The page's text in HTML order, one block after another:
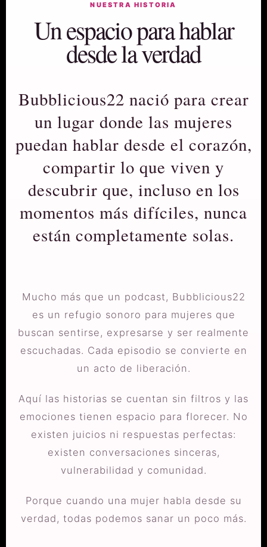
NUESTRA HISTORIA
Un espacio para hablar
desde la verdad
Bubblicious22 nació para crear
un lugar donde las mujeres
puedan hablar desde el corazón,
compartir lo que viven y
descubrir que, incluso en los
momentos más difíciles, nunca
están completamente solas.
Mucho más que un podcast, Bubblicious22
es un refugio sonoro para mujeres que
buscan sentirse, expresarse y ser realmente
escuchadas. Cada episodio se convierte en
un acto de liberación.
Aquí las historias se cuentan sin filtros y las
emociones tienen espacio para florecer. No
existen juicios ni respuestas perfectas:
existen conversaciones sinceras,
vulnerabilidad y comunidad.
Porque cuando una mujer habla desde su
verdad, todas podemos sanar un poco más.